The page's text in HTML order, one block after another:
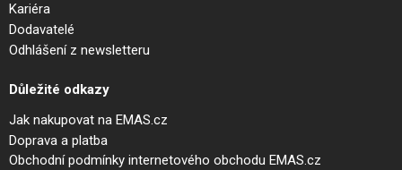
Kariéra
Dodavatelé
Odhlášení z newsletteru
Důležité odkazy
Jak nakupovat na EMAS.cz
Doprava a platba
Obchodní podmínky internetového obchodu EMAS.cz